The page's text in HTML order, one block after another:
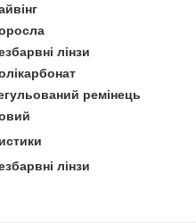
лінзи
ремінець
лінзи